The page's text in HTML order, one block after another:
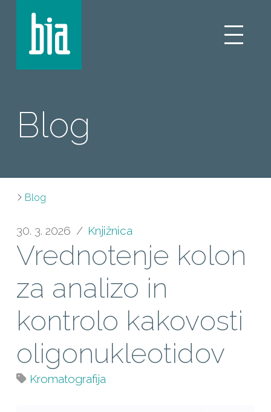
Blog
Blog
30. 3. 2026 Knjižnica
Vrednotenje kolon
za analizo in
kontrolo kakovosti
oligonukleotidov
Kromatografija